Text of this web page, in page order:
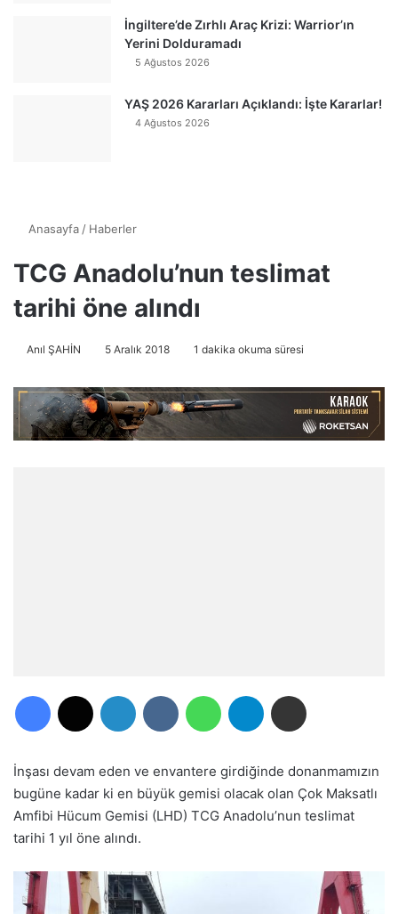
İngiltere’de Zırhlı Araç Krizi: Warrior’ın
Yerini Dolduramadı
5 Ağustos 2026
YAŞ 2026 Kararları Açıklandı: İşte Kararlar!
4 Ağustos 2026